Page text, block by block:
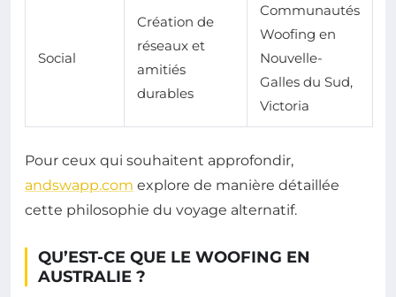
Social
Création de
réseaux et
amitiés
durables
Communautés
Woofing en
Nouvelle-
Galles du Sud,
Victoria
Pour ceux qui souhaitent approfondir,
andswapp.com explore de manière détaillée
cette philosophie du voyage alternatif.
QU’EST-CE QUE LE WOOFING EN
AUSTRALIE ?